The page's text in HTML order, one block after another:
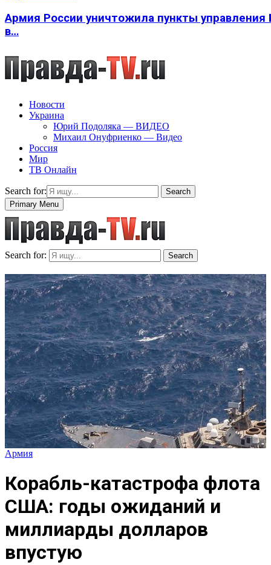
Армия России уничтожила пункты
в…
Новости
Украина
Юрий Подоляка — ВИДЕО
Михаил Онуфриенко — Видео
Россия
Мир
ТВ Онлайн
Search for:
Search
Primary Menu
Search for: Search
Армия
Корабль-катастрофа флота
США: годы ожиданий и
миллиарды долларов
впустую